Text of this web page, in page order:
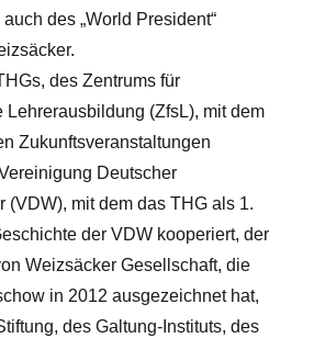
des „World President“
des Zentrums für
Lehrerausbildung (ZfsL), mit dem
Zukunftsveranstaltungen
Deutscher
(VDW), mit dem das THG als 1.
der VDW kooperiert, der
Weizsäcker Gesellschaft, die
in 2012 ausgezeichnet hat,
des Galtung-Instituts, des